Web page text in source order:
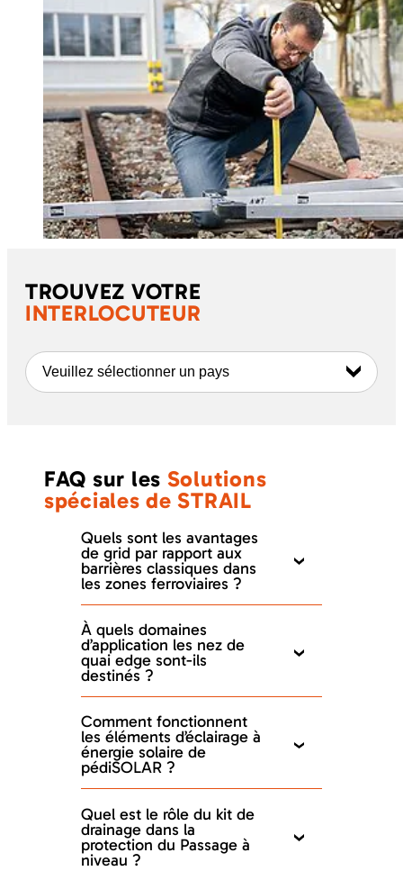
TROUVEZ VOTRE
INTERLOCUTEUR
Veuillez sélectionner un pays
FAQ sur les Solutions
spéciales de STRAIL
Quels sont les avantages
de grid par rapport aux
barrières classiques dans
les zones ferroviaires ?
À quels domaines
d’application les nez de
quai edge sont-ils
destinés ?
Comment fonctionnent
les éléments d’éclairage à
énergie solaire de
pédiSOLAR ?
Quel est le rôle du kit de
drainage dans la
protection du Passage à
niveau ?